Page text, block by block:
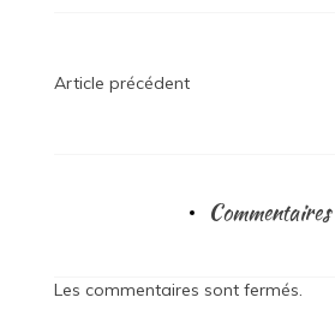
Navigation
Article précédent
Commentaires
Les commentaires sont fermés.